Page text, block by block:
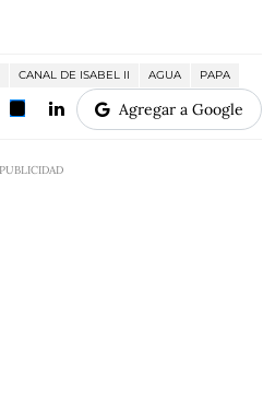
CANAL DE ISABEL II AGUA PAPA
Agregar a Google